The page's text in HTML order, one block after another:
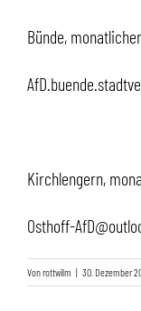
Bünde,
Kirchlengern,
Osthoff-
Vonrottwilm | 30. Dezember